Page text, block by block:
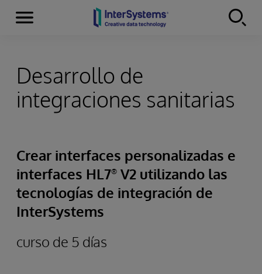
Skip to content
Secciones
Desarrollo de
integraciones sanitarias
Crear interfaces personalizadas e
interfaces HL7® V2 utilizando las
tecnologías de integración de
InterSystems
curso de 5 días